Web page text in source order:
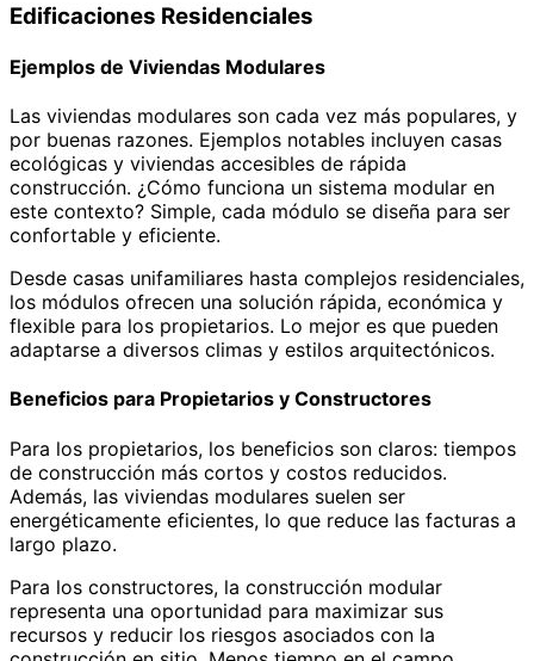
Edificaciones Residenciales
Ejemplos de Viviendas Modulares
Las viviendas modulares son cada vez más populares, y
por buenas razones. Ejemplos notables incluyen casas
ecológicas y viviendas accesibles de rápida
construcción. ¿Cómo funciona un sistema modular en
este contexto? Simple, cada módulo se diseña para ser
confortable y eficiente.
Desde casas unifamiliares hasta complejos residenciales,
los módulos ofrecen una solución rápida, económica y
flexible para los propietarios. Lo mejor es que pueden
adaptarse a diversos climas y estilos arquitectónicos.
Beneficios para Propietarios y Constructores
Para los propietarios, los beneficios son claros: tiempos
de construcción más cortos y costos reducidos.
Además, las viviendas modulares suelen ser
energéticamente eficientes, lo que reduce las facturas a
largo plazo.
Para los constructores, la construcción modular
representa una oportunidad para maximizar sus
recursos y reducir los riesgos asociados con la